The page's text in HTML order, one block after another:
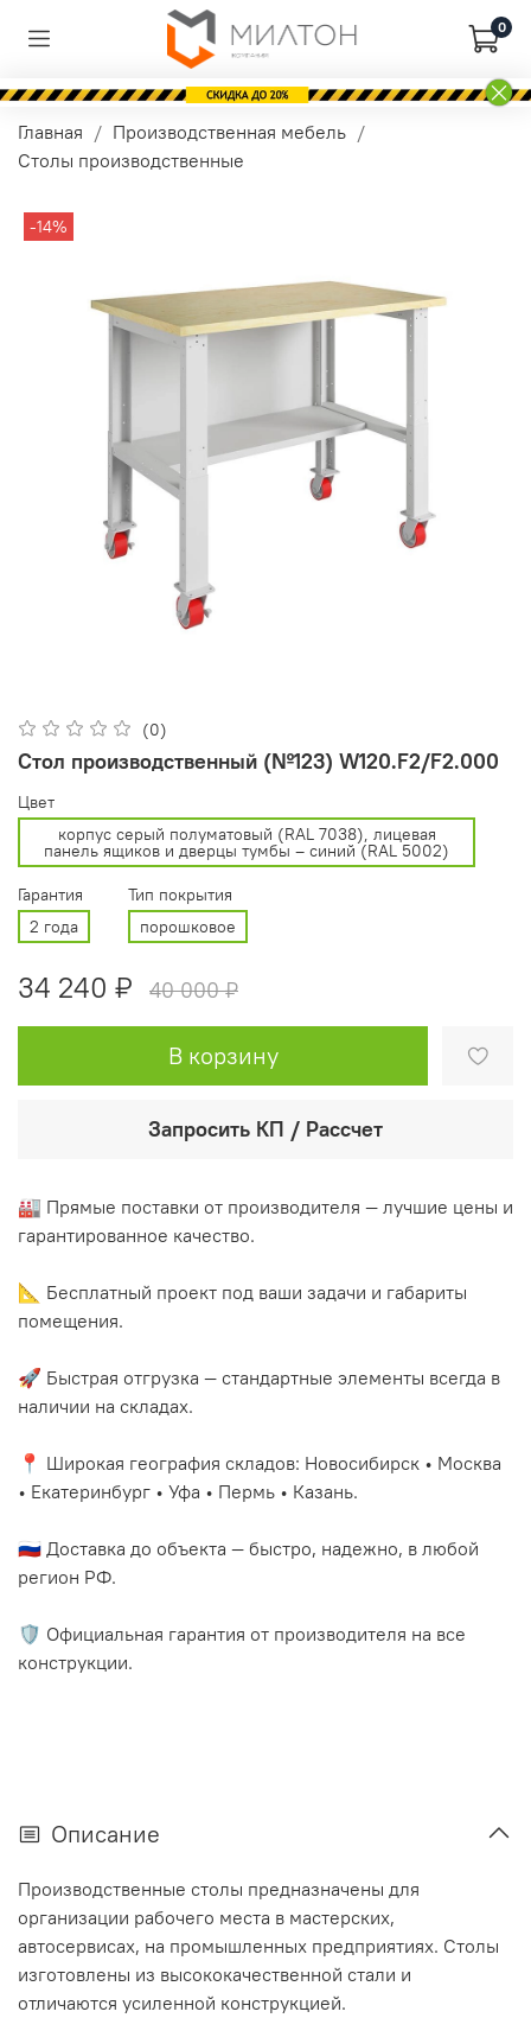
0
Главная
Производственная мебель
Столы производственные
-14%
(0)
Стол производственный (№123) W120.F2/F2.000
Цвет
корпус серый полуматовый (RAL 7038), лицевая
панель ящиков и дверцы тумбы – синий (RAL 5002)
Гарантия
2 года
Тип покрытия
порошковое
34 240 ₽ 40 000 ₽
В корзину
Запросить КП / Рассчет
🏭 Прямые поставки от производителя — лучшие цены и
гарантированное качество.
📐 Бесплатный проект под ваши задачи и габариты
помещения.
🚀 Быстрая отгрузка — стандартные элементы всегда в
наличии на складах.
📍 Широкая география складов: Новосибирск • Москва
• Екатеринбург • Уфа • Пермь • Казань.
🇷🇺 Доставка до объекта — быстро, надежно, в любой
регион РФ.
🛡️ Официальная гарантия от производителя на все
конструкции.
Описание
Производственные столы предназначены для
организации рабочего места в мастерских,
автосервисах, на промышленных предприятиях. Столы
изготовлены из высококачественной стали и
отличаются усиленной конструкцией.